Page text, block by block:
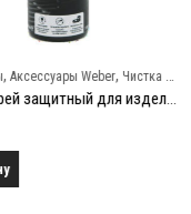
Weber,Чистка и уход
Weber Спрей защитный для изделий из чугуна